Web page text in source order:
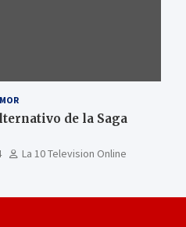
de la Saga
La 10 Television Online